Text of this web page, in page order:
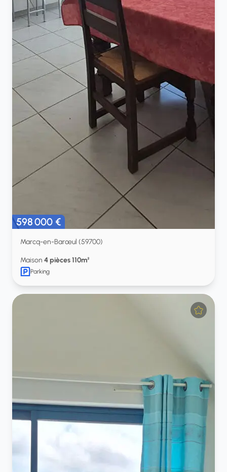
598 000 €
Marcq-en-Barœul (59700)
Maison 4 pièces 110m²
Parking